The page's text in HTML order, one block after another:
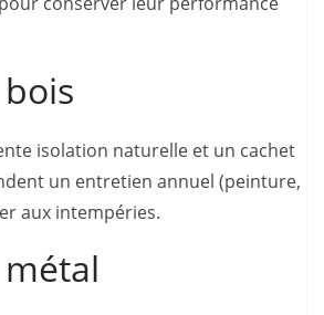
isolation naturelle et un cachet
un entretien annuel (peinture,
aux intempéries.